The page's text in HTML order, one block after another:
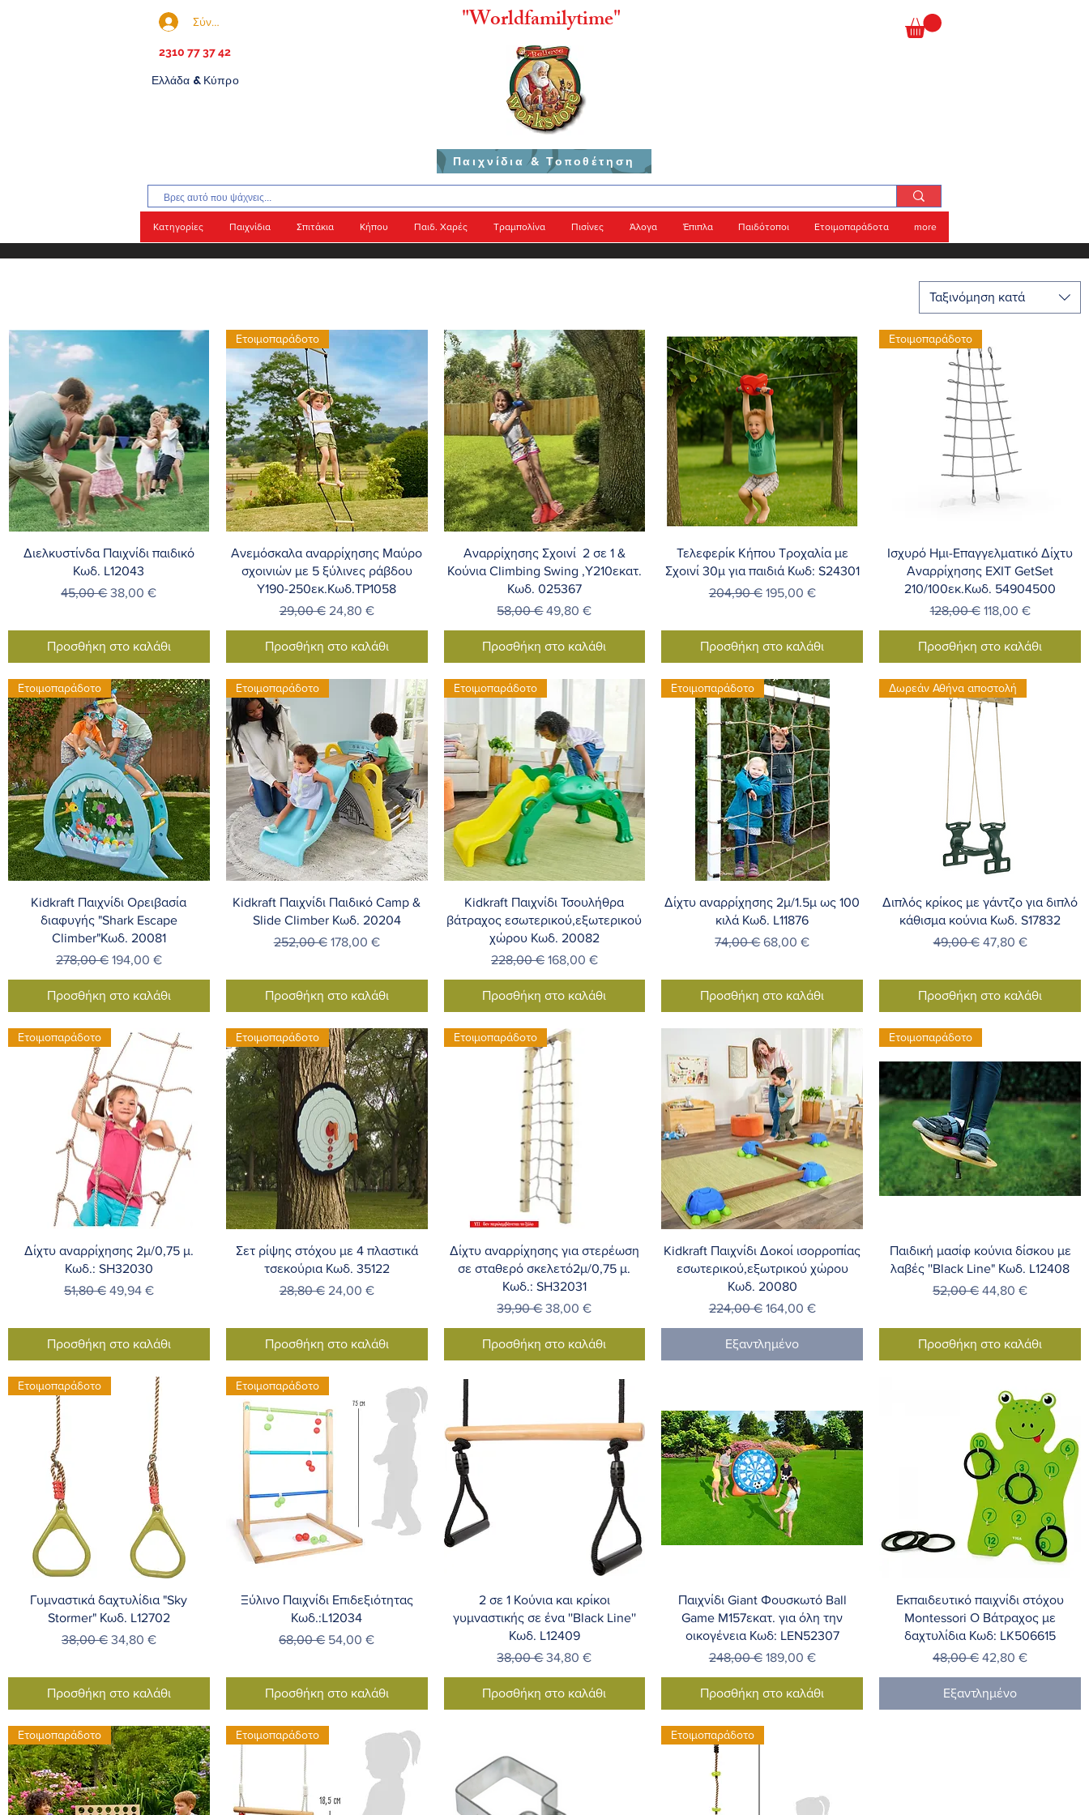
Σύνδεση
2310 77 37 42
Ελλάδα & Κύπρο
"Worldfamilytime"
Παιχνίδια & Τοποθέτηση
Κατηγορίες Παιχνίδια Σπιτάκια Κήπου Παιδ. Χαρές Τραμπολίνα Πισίνες Άλογα Έπιπλα Παιδότοποι Ετοιμοπαράδοτα more
Ταξινόμηση κατά
Γρήγορη προβολή
Διελκυστίνδα Παιχνίδι παιδικό
Κωδ. L12043
Κανονική τιμή
45,00 € Τιμή Έκπτωσης
38,00 €
Προσθήκη στο καλάθι
Γρήγορη προβολή
Ετοιμοπαράδοτο
Ανεμόσκαλα αναρρίχησης Μαύρο
σχοινιών με 5 ξύλινες ράβδου
Y190-250εκ.Κωδ.TP1058
Κανονική τιμή
29,00 € Τιμή Έκπτωσης
24,80 €
Προσθήκη στο καλάθι
Γρήγορη προβολή
Αναρρίχησης Σχοινί 2 σε 1 &
Κούνια Climbing Swing ,Υ210εκατ.
Κωδ. 025367
Κανονική τιμή
58,00 € Τιμή Έκπτωσης
49,80 €
Προσθήκη στο καλάθι
Γρήγορη προβολή
Τελεφερίκ Κήπου Τροχαλία με
Σχοινί 30μ για παιδιά Κωδ: S24301
Κανονική τιμή
204,90 € Τιμή Έκπτωσης
195,00 €
Προσθήκη στο καλάθι
Γρήγορη προβολή
Ετοιμοπαράδοτο
Ισχυρό Ημι-Επαγγελματικό Δίχτυ
Αναρρίχησης EXIT GetSet
210/100εκ.Κωδ. 54904500
Κανονική τιμή
128,00 € Τιμή Έκπτωσης
118,00 €
Προσθήκη στο καλάθι
Γρήγορη προβολή
Ετοιμοπαράδοτο
Kidkraft Παιχνίδι Ορειβασία
διαφυγής "Shark Escape
Climber"Κωδ. 20081
Κανονική τιμή
278,00 € Τιμή Έκπτωσης
194,00 €
Προσθήκη στο καλάθι
Γρήγορη προβολή
Ετοιμοπαράδοτο
Kidkraft Παιχνίδι Παιδικό Camp &
Slide Climber Κωδ. 20204
Κανονική τιμή
252,00 € Τιμή Έκπτωσης
178,00 €
Προσθήκη στο καλάθι
Γρήγορη προβολή
Ετοιμοπαράδοτο
Kidkraft Παιχνίδι Τσουλήθρα
βάτραχος εσωτερικού,εξωτερικού
χώρου Κωδ. 20082
Κανονική τιμή
228,00 € Τιμή Έκπτωσης
168,00 €
Προσθήκη στο καλάθι
Γρήγορη προβολή
Ετοιμοπαράδοτο
Δίχτυ αναρρίχησης 2μ/1.5μ ως 100
κιλά Κωδ. L11876
Κανονική τιμή
74,00 € Τιμή Έκπτωσης
68,00 €
Προσθήκη στο καλάθι
Γρήγορη προβολή
Δωρεάν Αθήνα αποστολή
Διπλός κρίκος με γάντζο για διπλό
κάθισμα κούνια Κωδ. S17832
Κανονική τιμή
49,00 € Τιμή Έκπτωσης
47,80 €
Προσθήκη στο καλάθι
Γρήγορη προβολή
Ετοιμοπαράδοτο
Δίχτυ αναρρίχησης 2μ/0,75 μ.
Κωδ.: SH32030
Κανονική τιμή
51,80 € Τιμή Έκπτωσης
49,94 €
Προσθήκη στο καλάθι
Γρήγορη προβολή
Ετοιμοπαράδοτο
Σετ ρίψης στόχου με 4 πλαστικά
τσεκούρια Κωδ. 35122
Κανονική τιμή
28,80 € Τιμή Έκπτωσης
24,00 €
Προσθήκη στο καλάθι
Γρήγορη προβολή
Ετοιμοπαράδοτο
Δίχτυ αναρρίχησης για στερέωση
σε σταθερό σκελετό2μ/0,75 μ.
Κωδ.: SH32031
Κανονική τιμή
39,90 € Τιμή Έκπτωσης
38,00 €
Προσθήκη στο καλάθι
Γρήγορη προβολή
Kidkraft Παιχνίδι Δοκοί ισορροπίας
εσωτερικού,εξωτρικού χώρου
Κωδ. 20080
Κανονική τιμή
224,00 € Τιμή Έκπτωσης
164,00 €
Εξαντλημένο
Γρήγορη προβολή
Ετοιμοπαράδοτο
Παιδική μασίφ κούνια δίσκου με
λαβές ''Black Line" Κωδ. L12408
Κανονική τιμή
52,00 € Τιμή Έκπτωσης
44,80 €
Προσθήκη στο καλάθι
Γρήγορη προβολή
Ετοιμοπαράδοτο
Γυμναστικά δαχτυλίδια "Sky
Stormer" Κωδ. L12702
Κανονική τιμή
38,00 € Τιμή Έκπτωσης
34,80 €
Προσθήκη στο καλάθι
Γρήγορη προβολή
Ετοιμοπαράδοτο
Ξύλινο Παιχνίδι Επιδεξιότητας
Κωδ.:L12034
Κανονική τιμή
68,00 € Τιμή Έκπτωσης
54,00 €
Προσθήκη στο καλάθι
Γρήγορη προβολή
2 σε 1 Κούνια και κρίκοι
γυμναστικής σε ένα ''Black Line''
Κωδ. L12409
Κανονική τιμή
38,00 € Τιμή Έκπτωσης
34,80 €
Προσθήκη στο καλάθι
Γρήγορη προβολή
Παιχνίδι Giant Φουσκωτό Ball
Game M157εκατ. για όλη την
οικογένεια Κωδ: LEN52307
Κανονική τιμή
248,00 € Τιμή Έκπτωσης
189,00 €
Προσθήκη στο καλάθι
Γρήγορη προβολή
Εκπαιδευτικό παιχνίδι στόχου
Montessori Ο Βάτραχος με
δαχτυλίδια Κωδ: LK506615
Κανονική τιμή
48,00 € Τιμή Έκπτωσης
42,80 €
Εξαντλημένο
Ετοιμοπαράδοτο Ετοιμοπαράδοτο Ετοιμοπαράδοτο